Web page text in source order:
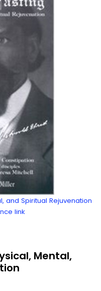
and Spiritual Rejuvenation
link
Mental,